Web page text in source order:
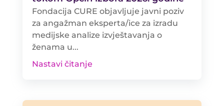
Fondacija CURE objavljuje javni poziv
za angažman eksperta/ice za izradu
medijske analize izvještavanja o
ženama u...
Nastavi čitanje